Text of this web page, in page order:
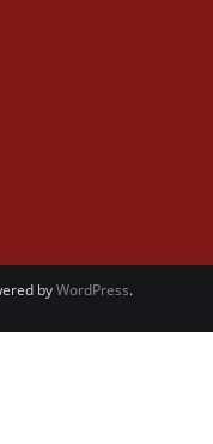
byWordPress.